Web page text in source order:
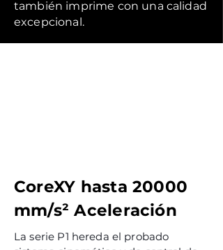
también imprime con una calidad
excepcional.
CoreXY hasta 20000
mm/s² Aceleración
La serie P1 hereda el probado